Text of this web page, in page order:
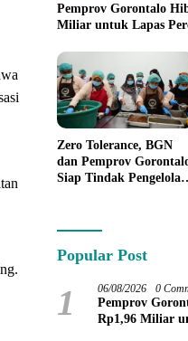
Pemprov Gorontalo
Miliar untuk Lapas
Zero Tolerance, BGN
dan Pemprov
Siap Tindak Pengelola
Popular Post
1 06/08/2026 0
Pemprov
Rp1,96 Miliar